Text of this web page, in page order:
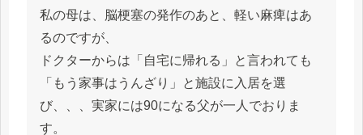
私の母は、脳梗塞の発作のあと、軽い麻痺はあ
るのですが、
ドクターからは「自宅に帰れる」と言われても
「もう家事はうんざり」と施設に入居を選
び、、、実家には90になる父が一人でおりま
す。